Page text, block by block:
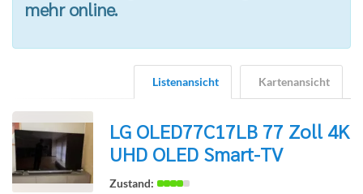
mehr online.
Kartenansicht
Listenansicht
LG OLED77C17LB 77 Zoll 4K
UHD OLED Smart-TV